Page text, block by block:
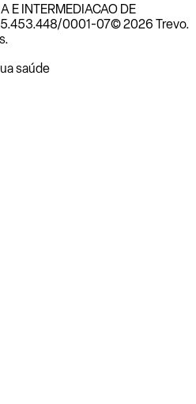
E INTERMEDIACAO DE
0001-07© 2026 Trevo.
saúde